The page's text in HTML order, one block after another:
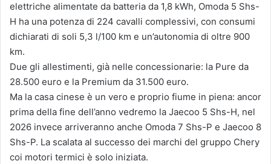
elettriche alimentate da batteria da 1,8 kWh, Omoda 5 Shs-
H ha una potenza di 224 cavalli complessivi, con consumi
dichiarati di soli 5,3 l/100 km e un’autonomia di oltre 900
km.
Due gli allestimenti, già nelle concessionarie: la Pure da
28.500 euro e la Premium da 31.500 euro.
Ma la casa cinese è un vero e proprio fiume in piena: ancor
prima della fine dell’anno vedremo la Jaecoo 5 Shs-H, nel
2026 invece arriveranno anche Omoda 7 Shs-P e Jaecoo 8
Shs-P. La scalata al successo dei marchi del gruppo Chery
coi motori termici è solo iniziata.